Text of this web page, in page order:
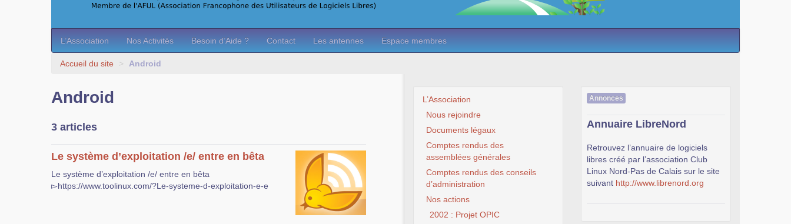
L’Association Nos Activités Besoin d’Aide ? Contact Les antennes Espace membres
Accueil du site > Android
Android
3 articles
Le système d’exploitation /e/ entre en bêta
Le système d’exploitation /e/ entre en bêta
▻https://www.toolinux.com/?Le-systeme-d-exploitation-e-e
L’Association
Nous rejoindre
Documents légaux
Comptes rendus des
assemblées générales
Comptes rendus des conseils
d’administration
Nos actions
2002 : Projet OPIC
Annonces
Annuaire LibreNord
Retrouvez l’annuaire de logiciels
libres créé par l’association Club
Linux Nord-Pas de Calais sur le site
suivant http://www.librenord.org